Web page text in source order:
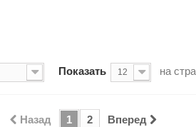
Показать 12 на
Назад 1 2 Вперед